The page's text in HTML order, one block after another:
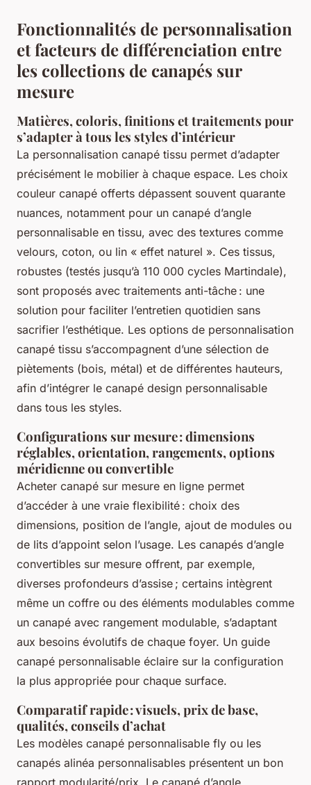
Fonctionnalités de personnalisation
et facteurs de différenciation entre
les collections de canapés sur
mesure
Matières, coloris, finitions et traitements pour
s’adapter à tous les styles d’intérieur
La personnalisation canapé tissu permet d’adapter
précisément le mobilier à chaque espace. Les choix
couleur canapé offerts dépassent souvent quarante
nuances, notamment pour un canapé d’angle
personnalisable en tissu, avec des textures comme
velours, coton, ou lin « effet naturel ». Ces tissus,
robustes (testés jusqu’à 110 000 cycles Martindale),
sont proposés avec traitements anti-tâche : une
solution pour faciliter l’entretien quotidien sans
sacrifier l’esthétique. Les options de personnalisation
canapé tissu s’accompagnent d’une sélection de
piètements (bois, métal) et de différentes hauteurs,
afin d’intégrer le canapé design personnalisable
dans tous les styles.
Configurations sur mesure : dimensions
réglables, orientation, rangements, options
méridienne ou convertible
Acheter canapé sur mesure en ligne permet
d’accéder à une vraie flexibilité : choix des
dimensions, position de l’angle, ajout de modules ou
de lits d’appoint selon l’usage. Les canapés d’angle
convertibles sur mesure offrent, par exemple,
diverses profondeurs d’assise ; certains intègrent
même un coffre ou des éléments modulables comme
un canapé avec rangement modulable, s’adaptant
aux besoins évolutifs de chaque foyer. Un guide
canapé personnalisable éclaire sur la configuration
la plus appropriée pour chaque surface.
Comparatif rapide : visuels, prix de base,
qualités, conseils d’achat
Les modèles canapé personnalisable fly ou les
canapés alinéa personnalisables présentent un bon